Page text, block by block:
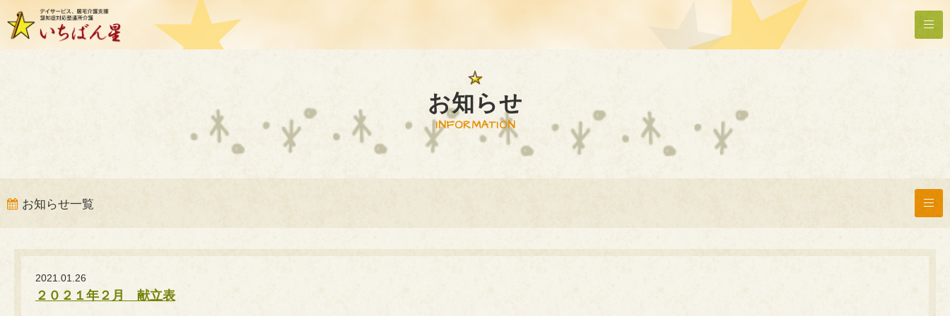
お知らせ
INFORMATION
お知らせ一覧
2021.01.26
２０２１年２月 献立表